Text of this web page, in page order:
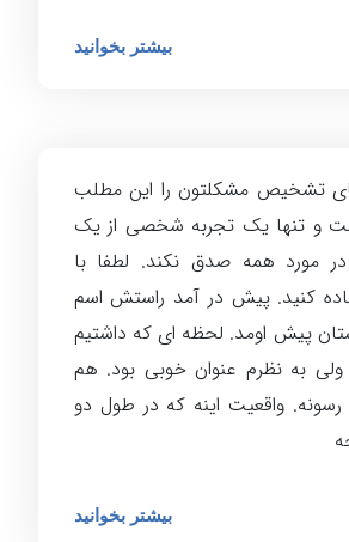
بیشتر بخوانید
تشخیص مشکلتون را این مطلب
و تنها یک تجربه شخصی از یک
مورد همه صدق نکند. لطفا با
کنید. پیش در آمد راستش اسم
پیش اومد. لحظه ای که داشتیم
به نظرم عنوان خوبی بود. هم
واقعیت اینه که در طول دو
بیشتر بخوانید